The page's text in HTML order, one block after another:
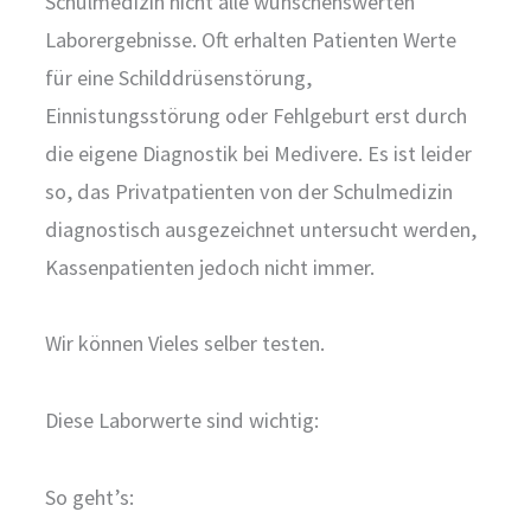
Laborergebnisse. Oft erhalten Patienten Werte
für eine Schilddrüsenstörung,
Einnistungsstörung oder Fehlgeburt erst durch
die eigene Diagnostik bei Medivere. Es ist leider
so, das Privatpatienten von der Schulmedizin
diagnostisch ausgezeichnet untersucht werden,
Kassenpatienten jedoch nicht immer.
Wir können Vieles selber testen.
Diese Laborwerte sind wichtig:
So geht’s: